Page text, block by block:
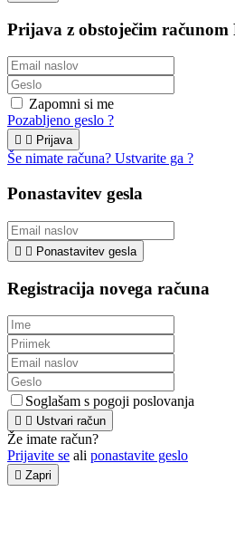
Prijava z obstoječim računom
Zapomni si me
Pozabljeno geslo ?
  Prijava
Še nimate računa? Ustvarite ga ?
Ponastavitev gesla
  Ponastavitev gesla
Registracija novega računa
Soglašam s pogoji poslovanja
  Ustvari račun
Že imate račun?
Prijavite se ali ponastavite geslo
 Zapri